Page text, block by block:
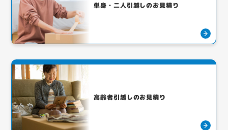
単身・二人引越しのお見積り
高齢者引越しのお見積り